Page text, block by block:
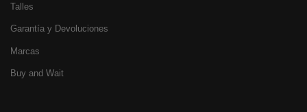
Talles
Garantía y Devoluciones
Marcas
Buy and Wait